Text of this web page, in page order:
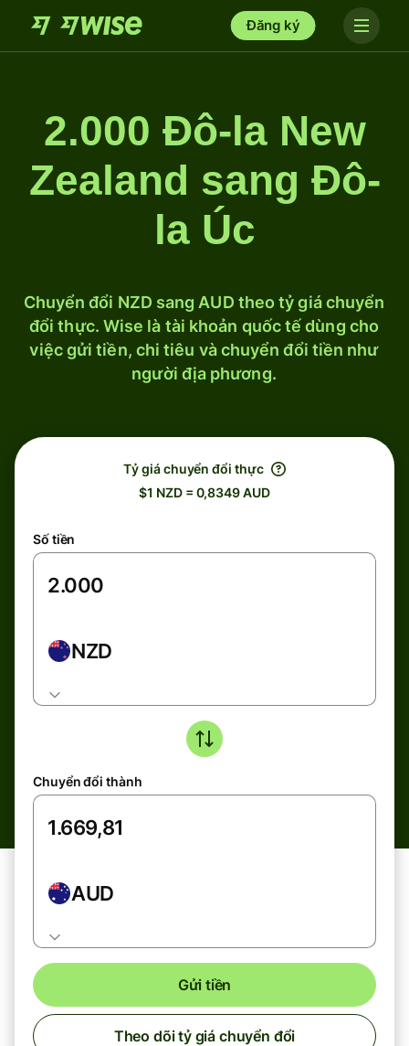
Đăng ký
2.000 Đô-la New
Zealand sang Đô-
la Úc
Chuyển đổi NZD sang AUD theo tỷ giá chuyển
đổi thực. Wise là tài khoản quốc tế dùng cho
việc gửi tiền, chi tiêu và chuyển đổi tiền như
người địa phương.
Tỷ giá chuyển đổi thực
$1 NZD = 0,8349 AUD
Số tiền
NZD
Chuyển đổi thành
AUD
Gửi tiền
Theo dõi tỷ giá chuyển đổi